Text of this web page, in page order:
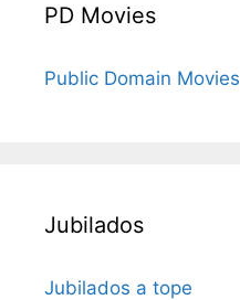
PD Movies
Public Domain Movies
Jubilados
Jubilados a tope